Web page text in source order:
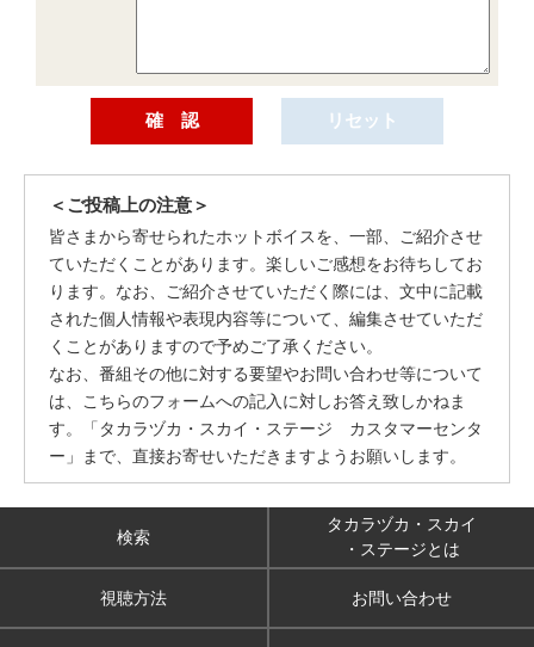
＜ご投稿上の注意＞
皆さまから寄せられたホットボイスを、一部、ご紹介させ
ていただくことがあります。楽しいご感想をお待ちしてお
ります。なお、ご紹介させていただく際には、文中に記載
された個人情報や表現内容等について、編集させていただ
くことがありますので予めご了承ください。
なお、番組その他に対する要望やお問い合わせ等について
は、こちらのフォームへの記入に対しお答え致しかねま
す。「タカラヅカ・スカイ・ステージ カスタマーセンタ
ー」まで、直接お寄せいただきますようお願いします。
検索
タカラヅカ・スカイ
・ステージとは
視聴方法 お問い合わせ